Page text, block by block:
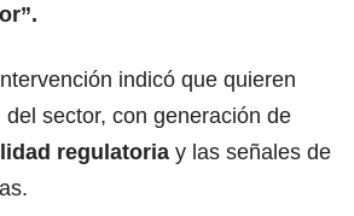
indicó que quieren
sector, con generación de
regulatoria y las señales de